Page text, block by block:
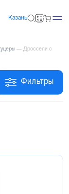
Казань
— Дроссели с
Фильтры